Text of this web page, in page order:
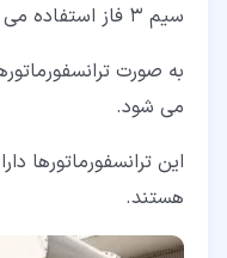
سیم 3 فاز استفاده می شود.
می شود.
این ترانسفورماتورها
هستند.